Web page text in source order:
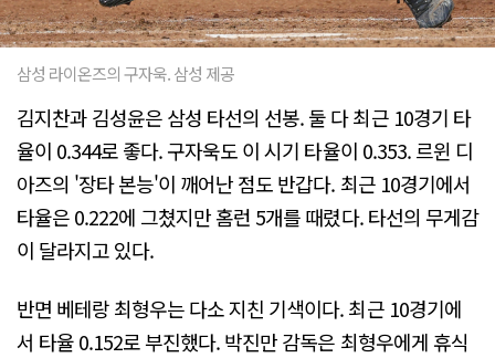
삼성 라이온즈의 구자욱. 삼성 제공
김지찬과 김성윤은 삼성 타선의 선봉. 둘 다 최근 10경기 타
율이 0.344로 좋다. 구자욱도 이 시기 타율이 0.353. 르윈 디
아즈의 '장타 본능'이 깨어난 점도 반갑다. 최근 10경기에서
타율은 0.222에 그쳤지만 홈런 5개를 때렸다. 타선의 무게감
이 달라지고 있다.
반면 베테랑 최형우는 다소 지친 기색이다. 최근 10경기에
서 타율 0.152로 부진했다. 박진만 감독은 최형우에게 휴식